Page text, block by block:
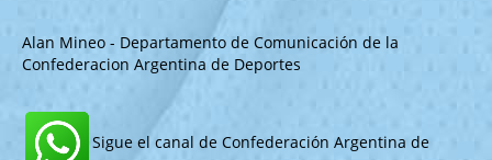
Alan Mineo - Departamento de Comunicación de la
Confederacion Argentina de Deportes
Sigue el canal de Confederación Argentina de